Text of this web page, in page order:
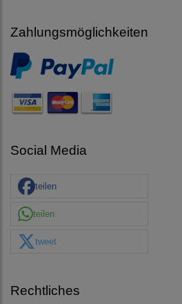
Zahlungsmöglichkeiten
Social Media
teilen
teilen
tweet
Rechtliches